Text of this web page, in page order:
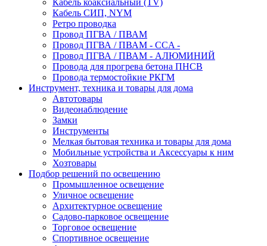
Кабель коаксиальный (TV)
Кабель СИП, NYM
Ретро проводка
Провод ПГВА / ПВАМ
Провод ПГВА / ПВАМ - CCA -
Провод ПГВА / ПВАМ - АЛЮМИНИЙ
Провода для прогрева бетона ПНСВ
Провода термостойкие РКГМ
Инструмент, техника и товары для дома
Автотовары
Видеонаблюдение
Замки
Инструменты
Мелкая бытовая техника и товары для дома
Мобильные устройства и Аксессуары к ним
Хозтовары
Подбор решений по освещению
Промышленное освещение
Уличное освещение
Архитектурное освещение
Садово-парковое освещение
Торговое освещение
Спортивное освещение